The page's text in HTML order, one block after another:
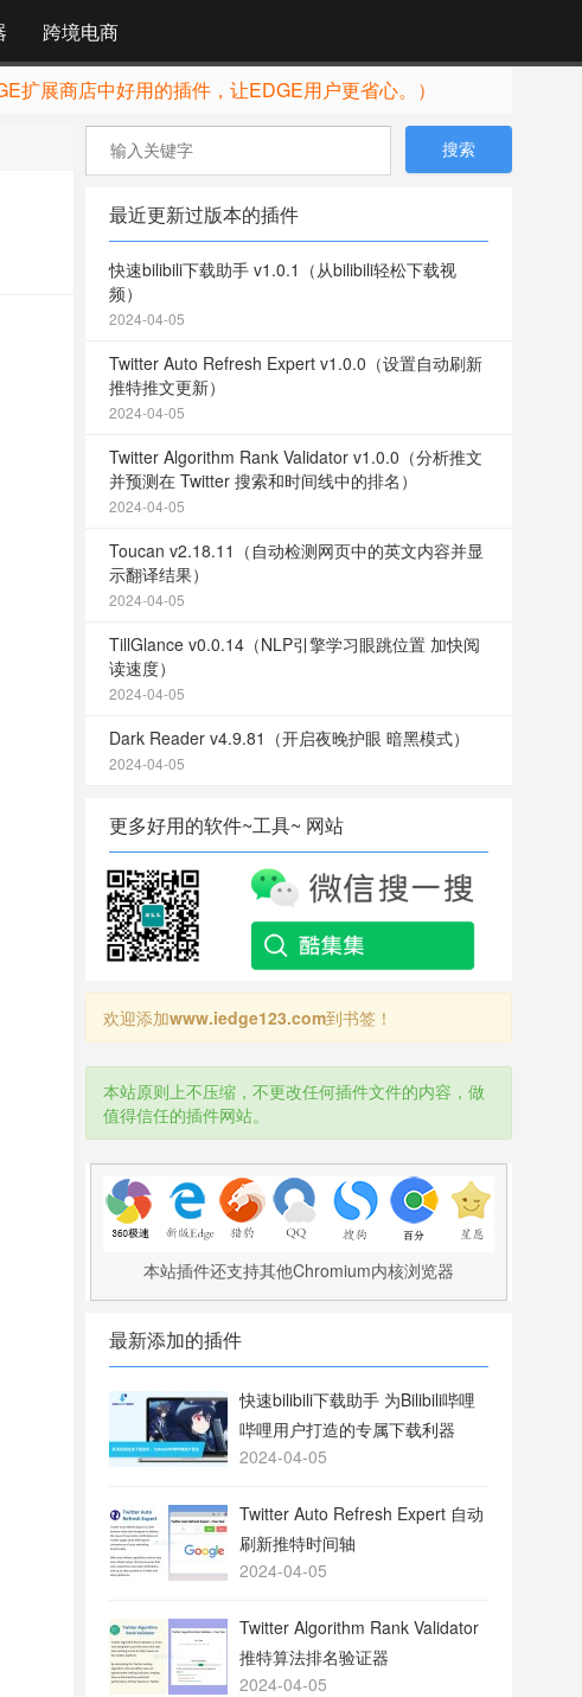
跨境电商
扩展商店中好用的插件，让EDGE用户更省心。）
最近更新过版本的插件
快速bilibili下载助手 v1.0.1（从bilibili轻松下载视
频）
2024-04-05
Twitter Auto Refresh Expert v1.0.0（设置自动刷新
推特推文更新）
2024-04-05
Twitter Algorithm Rank Validator v1.0.0（分析推文
并预测在 Twitter 搜索和时间线中的排名）
2024-04-05
Toucan v2.18.11（自动检测网页中的英文内容并显
示翻译结果）
2024-04-05
TillGlance v0.0.14（NLP引擎学习眼跳位置 加快阅
读速度）
2024-04-05
Dark Reader v4.9.81（开启夜晚护眼 暗黑模式）
2024-04-05
更多好用的软件~工具~ 网站
欢迎添加www.iedge123.com到书签！
本站原则上不压缩，不更改任何插件文件的内容，做
值得信任的插件网站。
本站插件还支持其他Chromium内核浏览器
最新添加的插件
快速bilibili下载助手 为Bilibili哔哩
哔哩用户打造的专属下载利器
2024-04-05
Twitter Auto Refresh Expert 自动
刷新推特时间轴
2024-04-05
Twitter Algorithm Rank Validator
推特算法排名验证器
2024-04-05